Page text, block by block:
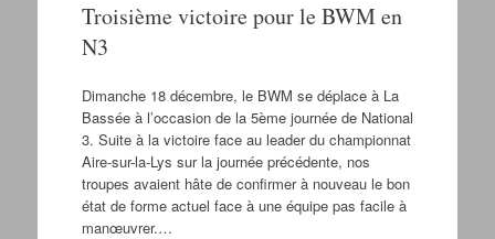
Troisième victoire pour le BWM en
N3
Dimanche 18 décembre, le BWM se déplace à La
Bassée à l’occasion de la 5ème journée de National
3. Suite à la victoire face au leader du championnat
Aire-sur-la-Lys sur la journée précédente, nos
troupes avaient hâte de confirmer à nouveau le bon
état de forme actuel face à une équipe pas facile à
manœuvrer.…